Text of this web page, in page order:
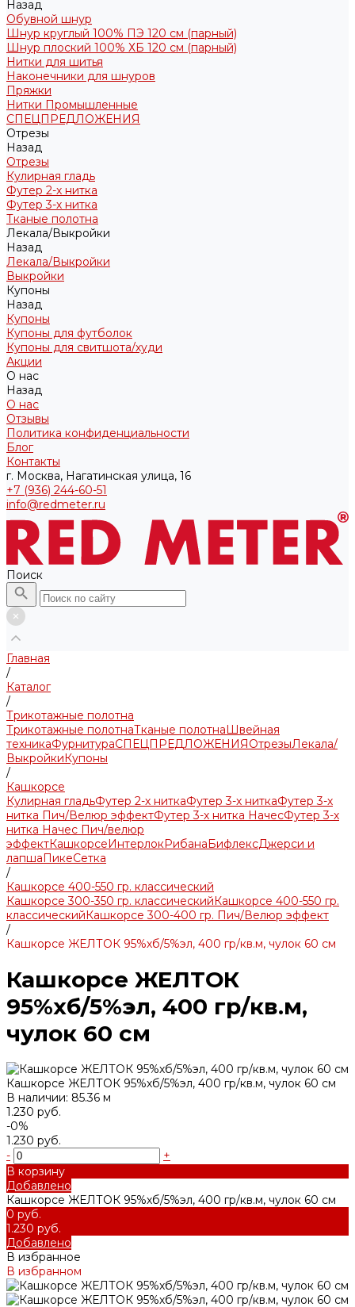
Назад
Обувной шнур
Шнур круглый 100% ПЭ 120 см (парный)
Шнур плоский 100% ХБ 120 см (парный)
Нитки для шитья
Наконечники для шнуров
Пряжки
Нитки Промышленные
СПЕЦПРЕДЛОЖЕНИЯ
Отрезы
Назад
Отрезы
Кулирная гладь
Футер 2-х нитка
Футер 3-х нитка
Тканые полотна
Лекала/Выкройки
Назад
Лекала/Выкройки
Выкройки
Купоны
Назад
Купоны
Купоны для футболок
Купоны для свитшота/худи
Акции
О нас
Назад
О нас
Отзывы
Политика конфиденциальности
Блог
Контакты
г. Москва, Нагатинская улица, 16
+7 (936) 244-60-51
info@redmeter.ru
Поиск
Главная
/
Каталог
/
Трикотажные полотна
Трикотажные полотнаТканые полотнаШвейная
техникаФурнитураСПЕЦПРЕДЛОЖЕНИЯОтрезыЛекала/
ВыкройкиКупоны
/
Кашкорсе
Кулирная гладьФутер 2-х ниткаФутер 3-х ниткаФутер 3-х
нитка Пич/Велюр эффектФутер 3-х нитка НачесФутер 3-х
нитка Начес Пич/велюр
эффектКашкорсеИнтерлокРибанаБифлексДжерси и
лапшаПикеСетка
/
Кашкорсе 400-550 гр. классический
Кашкорсе 300-350 гр. классическийКашкорсе 400-550 гр.
классическийКашкорсе 300-400 гр. Пич/Велюр эффект
/
Кашкорсе ЖЕЛТОК 95%хб/5%эл, 400 гр/кв.м, чулок 60 см
Кашкорсе ЖЕЛТОК
95%хб/5%эл, 400 гр/кв.м,
чулок 60 см
Кашкорсе ЖЕЛТОК 95%хб/5%эл, 400 гр/кв.м, чулок 60 см
В наличии: 85.36 м
1.230 руб.
-0%
1.230 руб.
-
+
В корзину
Добавлено
Кашкорсе ЖЕЛТОК 95%хб/5%эл, 400 гр/кв.м, чулок 60 см
0 руб.
1.230 руб.
Добавлено
В избранное
В избранном